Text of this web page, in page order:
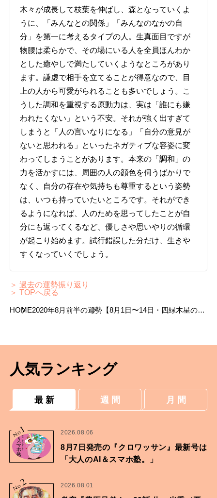
木々が成長して枝葉を伸ばし、森となっていくよ
うに、「みんなとの関係」「みんなのなかの自
分」を第一に考えるタイプの人。生真面目ですが
物腰は柔らかで、その場にいる人を全員ほんわか
とした癒やしで満たしていくようなところがあり
ます。謙虚で相手を立てることが得意なので、目
上の人から可愛がられることも多いでしょう。こ
うした調和を重視する原動力は、実は「誰にも嫌
われたくない」という不安。それが強く出すぎて
しまうと「人の言いなりになる」「自分の意見が
ないと思われる」といったネガティブな容姿に変
わってしまうことがあります。本来の「調和」の
力を活かすには、周囲の人の顔色を伺うばかりで
なく、自分の存在や気持ちも尊重するという姿勢
は、いつも持っていたいところです。それができ
るようになれば、人のためを思ってしたことが自
分にも返ってくるなど、優しさや思いやりの循環
が起こり始めます。試行錯誤した分だけ、生きや
すくなっていくでしょう。
＞ 過去の運勢振り返り
＞ TOPへ戻る
HOME2020年8月前半の運勢 【8月1日〜14日・四緑木星の運
人気ランキング
最 新 週 間 月 間
No.
1 2026.08.06
8月7日発売の『クロワッサン』最新号は
「大人のAI＆スマホ塾。」
No.2 2026.08.01